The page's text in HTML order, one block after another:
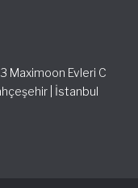
Maximoon Evleri C
| İstanbul